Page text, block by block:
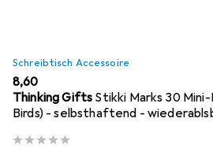
Schreibtisch Accessoire
EUR
8,60
Thinking Gifts Stikki Marks 30
Birds) - selbsthaftend -